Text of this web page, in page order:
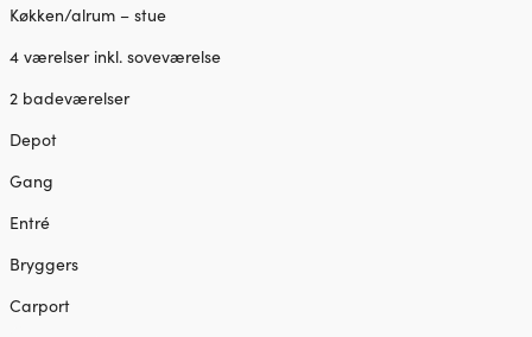
Køkken/alrum – stue
4 værelser inkl. soveværelse
2 badeværelser
Depot
Gang
Entré
Bryggers
Carport